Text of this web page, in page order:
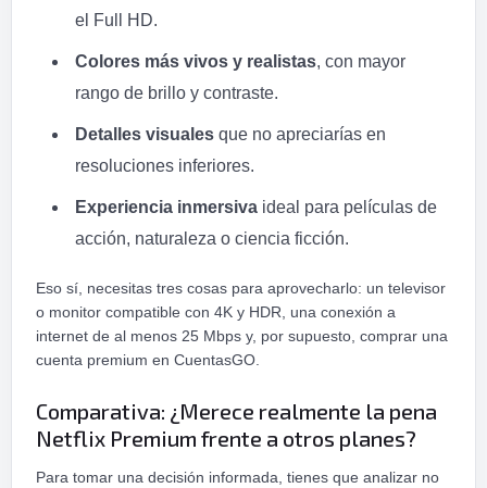
el Full HD.
Colores más vivos y realistas, con mayor
rango de brillo y contraste.
Detalles visuales que no apreciarías en
resoluciones inferiores.
Experiencia inmersiva ideal para películas de
acción, naturaleza o ciencia ficción.
Eso sí, necesitas tres cosas para aprovecharlo: un televisor
o monitor compatible con 4K y HDR, una conexión a
internet de al menos 25 Mbps y, por supuesto, comprar una
cuenta premium en CuentasGO.
Comparativa: ¿Merece realmente la pena
Netflix Premium frente a otros planes?
Para tomar una decisión informada, tienes que analizar no